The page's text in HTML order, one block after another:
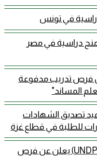
في تونس
منح دراسية في مصر
عن فرص تدريب مدفوعة
المساند"
تصديق الشهادات
للطلبة في قطاع غزة
برنامج الأمم المتحدة الإنمائي (UNDP) يعلن عن فرص